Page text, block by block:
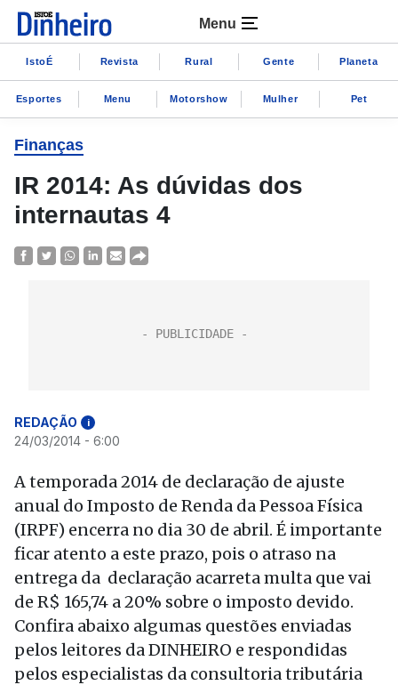
Menu
IstoÉ Revista Rural Gente Planeta
Esportes Menu Motorshow Mulher Pet
Finanças
IR 2014: As dúvidas dos
internautas 4
REDAÇÃO i
24/03/2014 - 6:00
A temporada 2014 de declaração de ajuste
anual do Imposto de Renda da Pessoa Física
(IRPF) encerra no dia 30 de abril. É importante
ficar atento a este prazo, pois o atraso na
entrega da declaração acarreta multa que vai
de R$ 165,74 a 20% sobre o imposto devido.
Confira abaixo algumas questões enviadas
pelos leitores da DINHEIRO e respondidas
pelos especialistas da consultoria tributária